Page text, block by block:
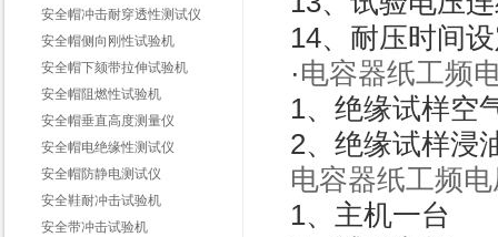
安全帽冲击耐穿透性测试仪
安全帽侧向刚性试验机
安全帽下颏带拉伸试验机
安全帽阻燃性试验机
安全帽垂直高度测量仪
安全帽电绝缘性测试仪
安全帽防静电测试仪
安全鞋耐冲击试验机
安全带冲击试验机
14、耐压时间
·电容器纸工频
1、绝缘试样空
2、绝缘试样浸
电容器纸工频
1、主机一台